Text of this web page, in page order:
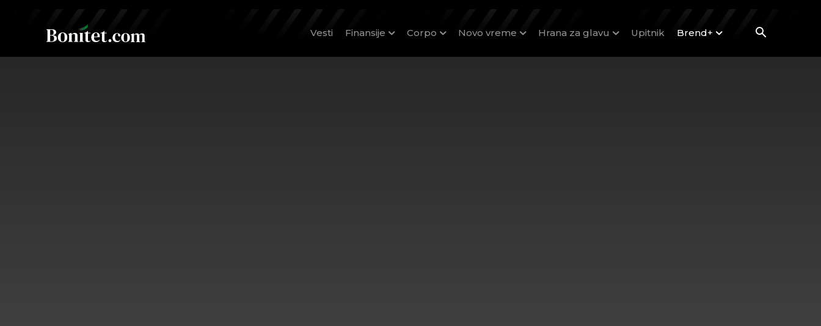
Vesti Finansije Corpo Novo vreme Hrana za glavu Upitnik Brend+